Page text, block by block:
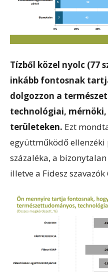
Tízből közel nyolc (77
inkább fontosnak
dolgozzon a
technológiai,
területeken. Ezt
együttműködő ellenzéki
százaléka, a
illetve a Fidesz szavazók